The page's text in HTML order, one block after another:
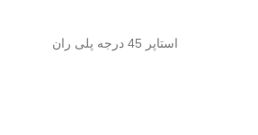
استاپر 45 درجه پلی ران